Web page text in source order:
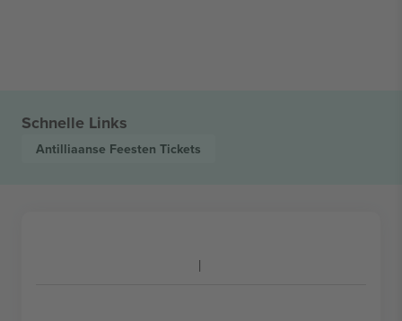
Schnelle Links
Antilliaanse Feesten Tickets